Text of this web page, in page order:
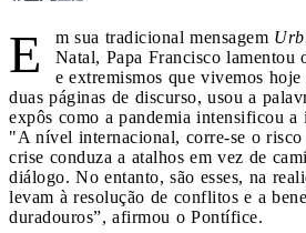
E m sua tradicional mensagem
Natal, Papa Francisco lamentou
e extremismos que vivemos
duas páginas de discurso, usou a
expôs como a pandemia intensificou a
"A nível internacional, corre-se o risco
crise conduza a atalhos em vez de
diálogo. No entanto, são esses, na
levam à resolução de conflitos e a
duradouros”, afirmou o Pontífice.